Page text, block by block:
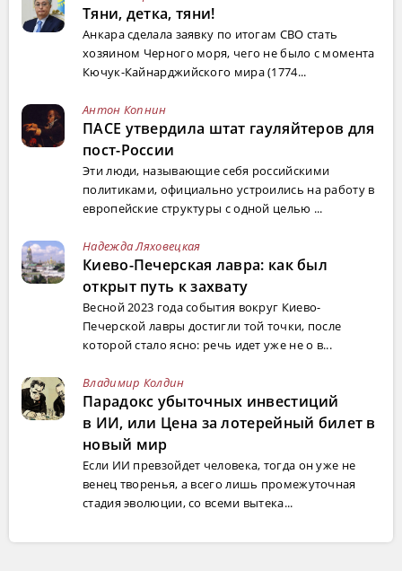
Тяни, детка, тяни!
Анкара сделала заявку по итогам СВО стать
хозяином Черного моря, чего не было с момента
Кючук-Кайнарджийского мира (1774...
Антон Копнин
ПАСЕ утвердила штат гауляйтеров для
пост-России
Эти люди, называющие себя российскими
политиками, официально устроились на работу в
европейские структуры с одной целью ...
Надежда Ляховецкая
Киево-Печерская лавра: как был
открыт путь к захвату
Весной 2023 года события вокруг Киево-
Печерской лавры достигли той точки, после
которой стало ясно: речь идет уже не о в...
Владимир Колдин
Парадокс убыточных инвестиций
в ИИ, или Цена за лотерейный билет в
новый мир
Если ИИ превзойдет человека, тогда он уже не
венец творенья, а всего лишь промежуточная
стадия эволюции, со всеми вытека...